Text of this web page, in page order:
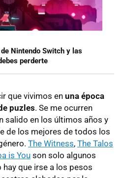
Nintendo Switch y las
perderte
que vivimos en una época
puzles. Se me ocurren
salido en los últimos años y
de los mejores de todos los
The Witness, The Talos
is You son solo algunos
que irse a los pesos